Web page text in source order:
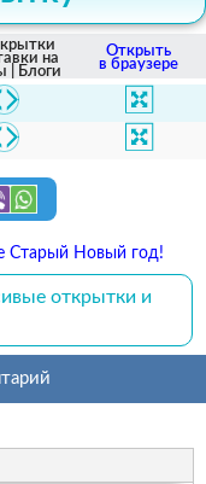
на
| Блоги
Открыть
в браузере
Старый Новый год!
открытки и